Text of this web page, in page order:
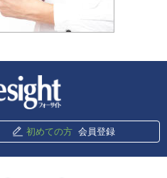
初めての方 会員登録